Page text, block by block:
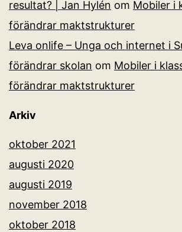
resultat? | Jan Hylén om Mobiler i
förändrar maktstrukturer
Leva onlife – Unga och internet i
förändrar skolan om Mobiler i
förändrar maktstrukturer
Arkiv
oktober 2021
augusti 2020
augusti 2019
november 2018
oktober 2018